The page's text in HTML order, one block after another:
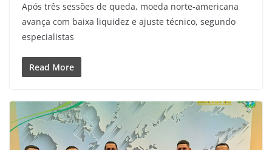
Após três sessões de queda, moeda norte-americana
avança com baixa liquidez e ajuste técnico, segundo
especialistas
Read More